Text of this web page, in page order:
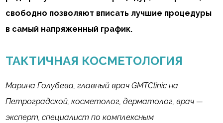
свободно позволяют вписать лучшие процедуры
в самый напряженный график.
ТАКТИЧНАЯ КОСМЕТОЛОГИЯ
Марина Голубева, главный врач GMTClinic на
Петроградской, косметолог, дерматолог, врач —
эксперт, специалист по комплексным